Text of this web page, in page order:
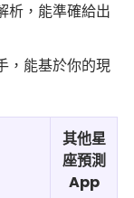
析，能準確給出
，能基於你的現
其他星
座預測
App